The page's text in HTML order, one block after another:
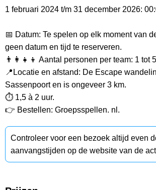
1 februari 2024 t/m 31 december 2026:
📅 Datum: Te spelen op elk moment van
geen datum en tijd te reserveren.
👨‍👩‍👧‍👦 Aantal personen per team: 1 tot
📍Locatie en afstand: De Escape
Sassenpoort en is ongeveer 3 km.
⏱️ 1,5 à 2 uur.
👉 Bestellen: Groepsspellen. nl.
Controleer voor een bezoek altijd even
aanvangstijden op de website van de